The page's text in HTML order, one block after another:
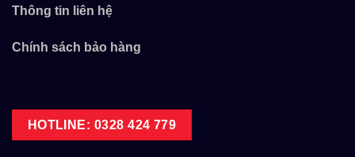
Thông tin liên hệ
Chính sách bảo hàng
HOTLINE: 0328 424 779